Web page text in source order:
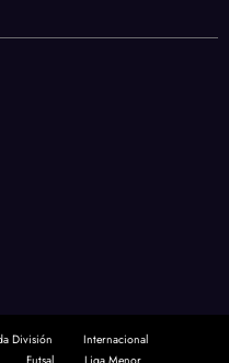
División
Internacional